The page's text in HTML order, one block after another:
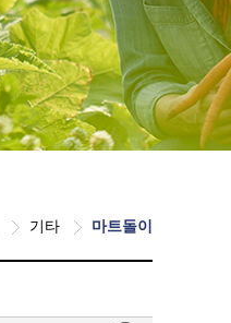
기타 마트돌이